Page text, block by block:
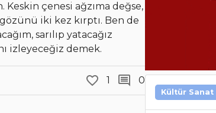
çenesi ağzıma değse,
iki kez kırptı. Ben de
sarılıp yatacağız
izleyeceğiz demek.
1 0
Kültür Sanat